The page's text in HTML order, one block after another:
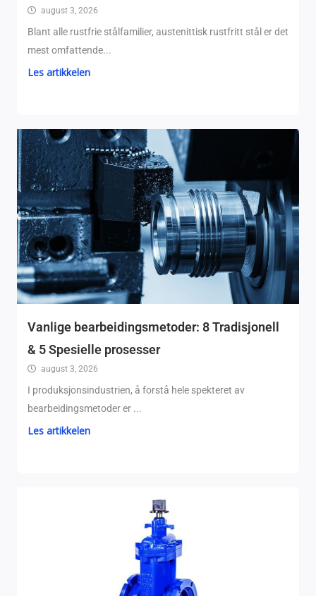
august 3, 2026
Blant alle rustfrie stålfamilier, austenittisk rustfritt stål er det
mest omfattende...
Les artikkelen
Vanlige bearbeidingsmetoder: 8 Tradisjonell
& 5 Spesielle prosesser
august 3, 2026
I produksjonsindustrien, å forstå hele spekteret av
bearbeidingsmetoder er ...
Les artikkelen